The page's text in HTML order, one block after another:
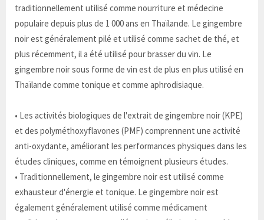
traditionnellement utilisé comme nourriture et médecine
populaire depuis plus de 1 000 ans en Thaïlande. Le gingembre
noir est généralement pilé et utilisé comme sachet de thé, et
plus récemment, il a été utilisé pour brasser du vin. Le
gingembre noir sous forme de vin est de plus en plus utilisé en
Thaïlande comme tonique et comme aphrodisiaque.
• Les activités biologiques de l'extrait de gingembre noir (KPE)
et des polyméthoxyflavones (PMF) comprennent une activité
anti-oxydante, améliorant les performances physiques dans les
études cliniques, comme en témoignent plusieurs études.
• Traditionnellement, le gingembre noir est utilisé comme
exhausteur d'énergie et tonique. Le gingembre noir est
également généralement utilisé comme médicament